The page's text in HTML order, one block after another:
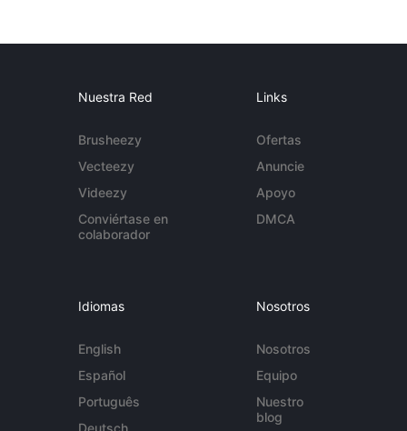
Nuestra Red
Brusheezy
Vecteezy
Videezy
Conviértase en
colaborador
Links
Ofertas
Anuncie
Apoyo
DMCA
Idiomas
English
Español
Português
Deutsch
Nosotros
Nosotros
Equipo
Nuestro
blog